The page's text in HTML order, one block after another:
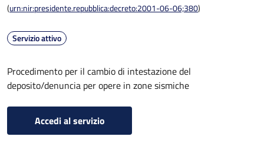
(urn:nir:presidente.repubblica:decreto:2001-06-06;380)
Servizio attivo
Procedimento per il cambio di intestazione del
deposito/denuncia per opere in zone sismiche
Accedi al servizio